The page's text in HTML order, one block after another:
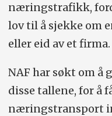
næringstrafikk,
lov til å sjekke om
eller eid av et firma.
NAF har søkt om å
disse tallene, for å
næringstransport